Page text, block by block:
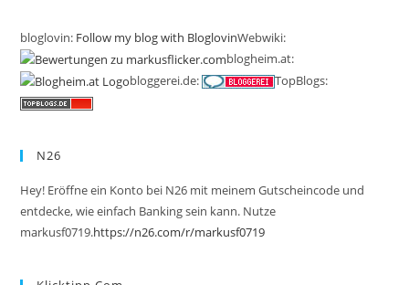
bloglovin: Follow my blog with BloglovinWebwiki:
blogheim.at:
bloggerei.de:
TopBlogs:
N26
Hey! Eröffne ein Konto bei N26 mit meinem Gutscheincode und
entdecke, wie einfach Banking sein kann. Nutze
markusf0719.https://n26.com/r/markusf0719